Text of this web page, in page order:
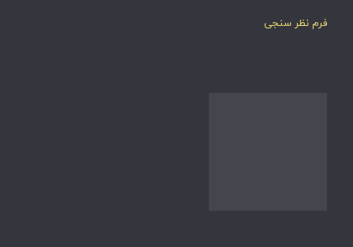
فرم نظر سنجی